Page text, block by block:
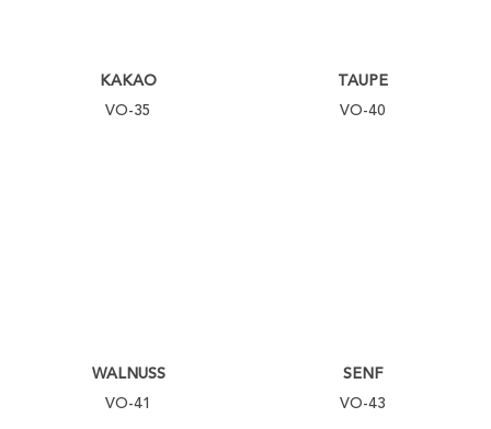
KAKAO
VO-35
TAUPE
VO-40
WALNUSS
VO-41
SENF
VO-43